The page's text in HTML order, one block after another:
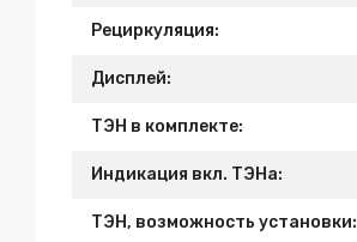
Рециркуляция:
Дисплей:
ТЭН в комплекте:
Индикация вкл. ТЭНа:
ТЭН, возможность установки: